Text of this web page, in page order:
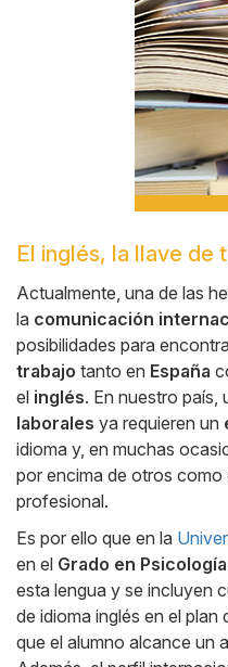
Cuerpo
El inglés, la llave de
Actualmente, una de las
la comunicación
posibilidades para
trabajo tanto en España
el inglés. En nuestro país,
laborales ya requieren un
idioma y, en muchas
por encima de otros
profesional.
Es por ello que en la
en el Grado en Psicología
esta lengua y se incluyen
de idioma inglés en el
que el alumno alcance un